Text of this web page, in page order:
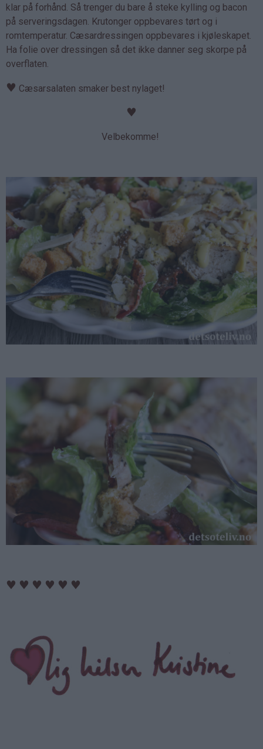
klar på forhånd. Så trenger du bare å steke kylling og bacon
på serveringsdagen. Krutonger oppbevares tørt og i
romtemperatur. Cæsardressingen oppbevares i kjøleskapet.
Ha folie over dressingen så det ikke danner seg skorpe på
overflaten.
♥ Cæsarsalaten smaker best nylaget!
♥
Velbekomme!
♥ ♥ ♥ ♥ ♥ ♥